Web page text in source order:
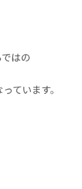
はの
ています。